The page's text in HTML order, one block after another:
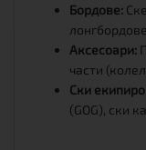
Бордове:
Аксесоари:
части
Ски
(GOG), ски